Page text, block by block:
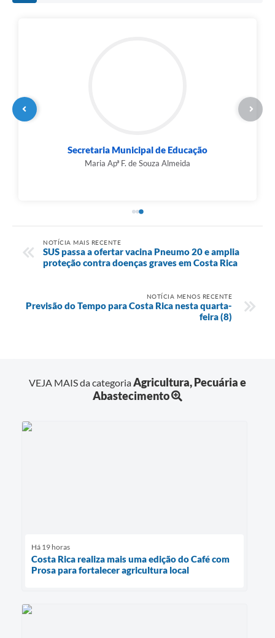
Secretaria Municipal de Educação
Maria Apª F. de Souza Almeida
NOTÍCIA MAIS RECENTE
SUS passa a ofertar vacina Pneumo 20 e amplia
proteção contra doenças graves em Costa Rica
NOTÍCIA MENOS RECENTE
Previsão do Tempo para Costa Rica nesta quarta-
feira (8)
VEJA MAIS da categoriaAgricultura, Pecuária e
Abastecimento
Há 19 horas
Costa Rica realiza mais uma edição do Café com
Prosa para fortalecer agricultura local